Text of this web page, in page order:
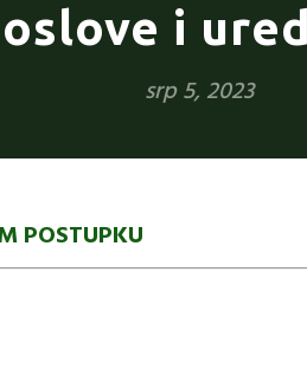
i
srp 5, 2023
POSTUPKU